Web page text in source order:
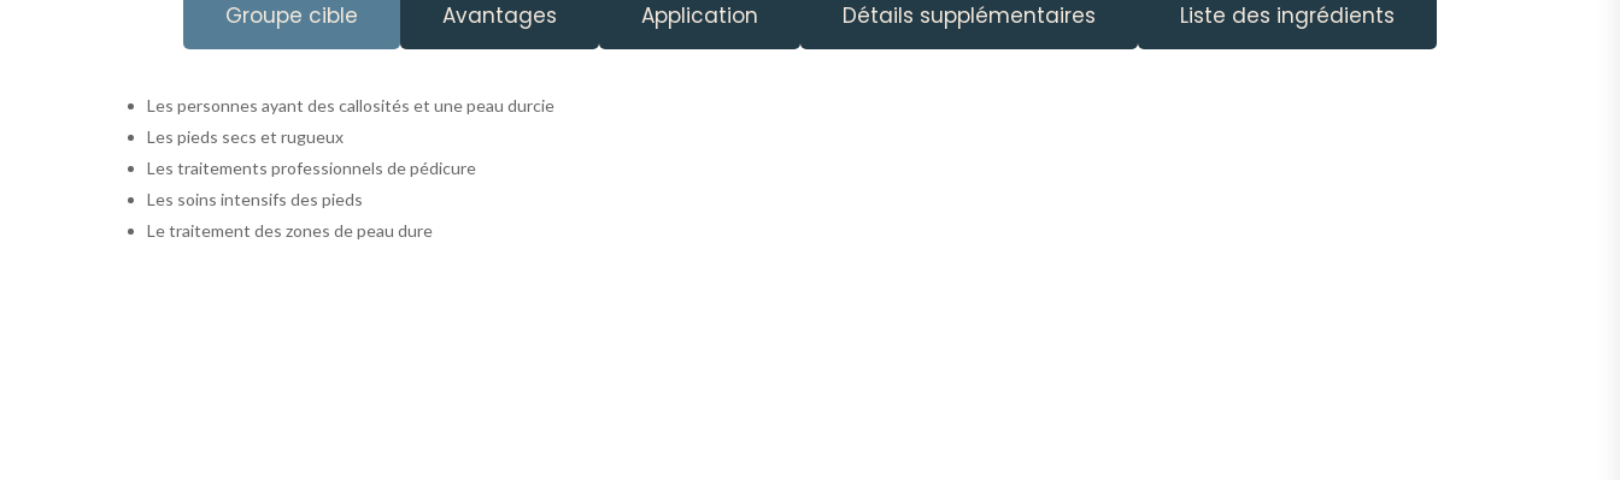
Groupe cible Avantages Application Détails supplémentaires Liste des ingrédients
Les personnes ayant des callosités et une peau durcie
Les pieds secs et rugueux
Les traitements professionnels de pédicure
Les soins intensifs des pieds
Le traitement des zones de peau dure